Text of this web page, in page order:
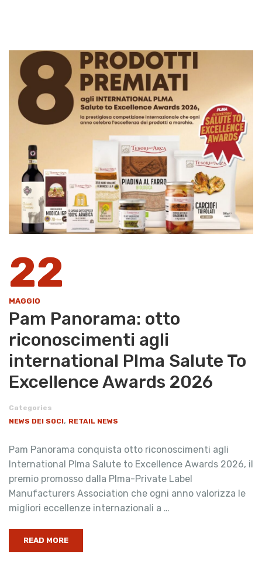
22
MAGGIO
Pam Panorama: otto
riconoscimenti agli
international Plma Salute To
Excellence Awards 2026
Categories
NEWS DEI SOCI, RETAIL NEWS
Pam Panorama conquista otto riconoscimenti agli
International Plma Salute to Excellence Awards 2026, il
premio promosso dalla Plma-Private Label
Manufacturers Association che ogni anno valorizza le
migliori eccellenze internazionali a …
READ MORE